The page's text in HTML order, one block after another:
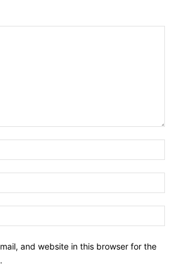
and website in this browser for the